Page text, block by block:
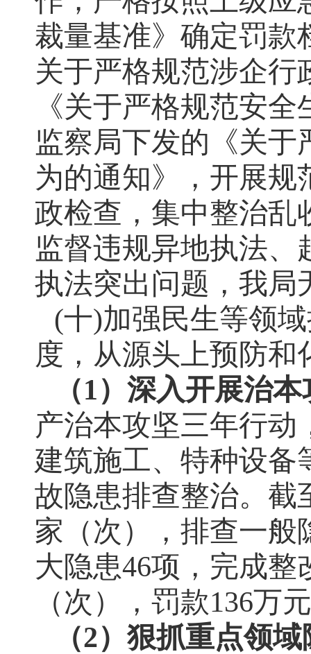
裁量基准》确定罚款
关于严格规范涉企行
《关于严格规范安
监察局下发的《关
为的通知》，开展规
政检查，集中整治乱
监督违规异地执法
执法突出问题，我局
(十)加强民生等领
度，从源头上预防和
（1） 深入开展治
产治本攻坚三年行动
建筑施工、特种设备
故隐患排查整治。截
家（次），排查一般
大隐患46项，完成整
（次），罚款136万
（2） 狠抓重点领